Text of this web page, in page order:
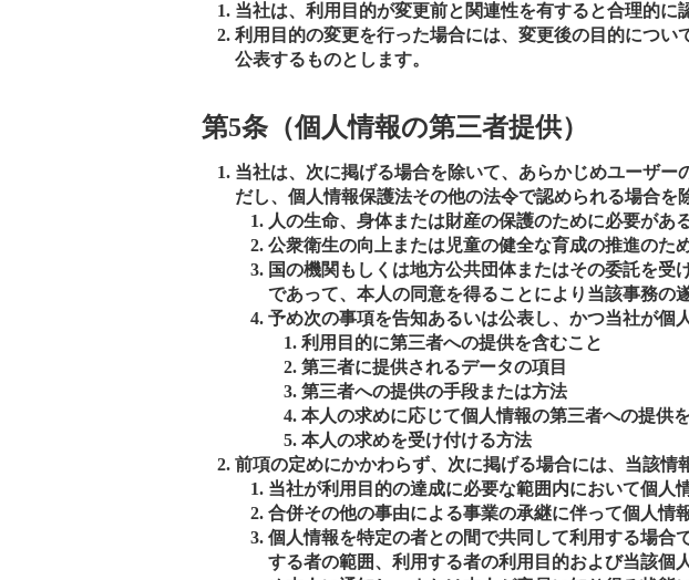
当社は、利用目的が変更前と関連性を有すると合理的に
利用目的の変更を行った場合には、変更後の目的につ
公表するものとします。
第5条（個人情報の第三者提供）
当社は、次に掲げる場合を除いて、あらかじめユーザ
だし、個人情報保護法その他の法令で認められる場合を
人の生命、身体または財産の保護のために必要が
公衆衛生の向上または児童の健全な育成の推進のた
国の機関もしくは地方公共団体またはその委託を
であって、本人の同意を得ることにより当該事務の
予め次の事項を告知あるいは公表し、かつ当社が個
利用目的に第三者への提供を含むこと
第三者に提供されるデータの項目
第三者への提供の手段または方法
本人の求めに応じて個人情報の第三者への提供
本人の求めを受け付ける方法
前項の定めにかかわらず、次に掲げる場合には、当該情
当社が利用目的の達成に必要な範囲内において個人
合併その他の事由による事業の承継に伴って個人情
個人情報を特定の者との間で共同して利用する場合
する者の範囲、利用する者の利用目的および当該個